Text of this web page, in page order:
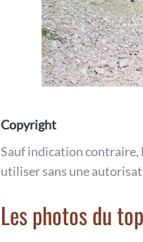
Copyright
Sauf indication contraire,
utiliser sans une
Les photos du